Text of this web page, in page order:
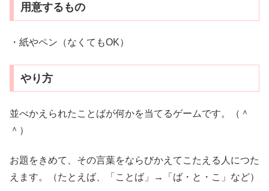
用意するもの
・紙やペン（なくてもOK）
やり方
並べかえられたことばが何かを当てるゲームです。（＾
＾）
お題をきめて、その言葉をならびかえてこたえる人につた
えます。（たとえば、「ことば」→「ば・と・こ」など）